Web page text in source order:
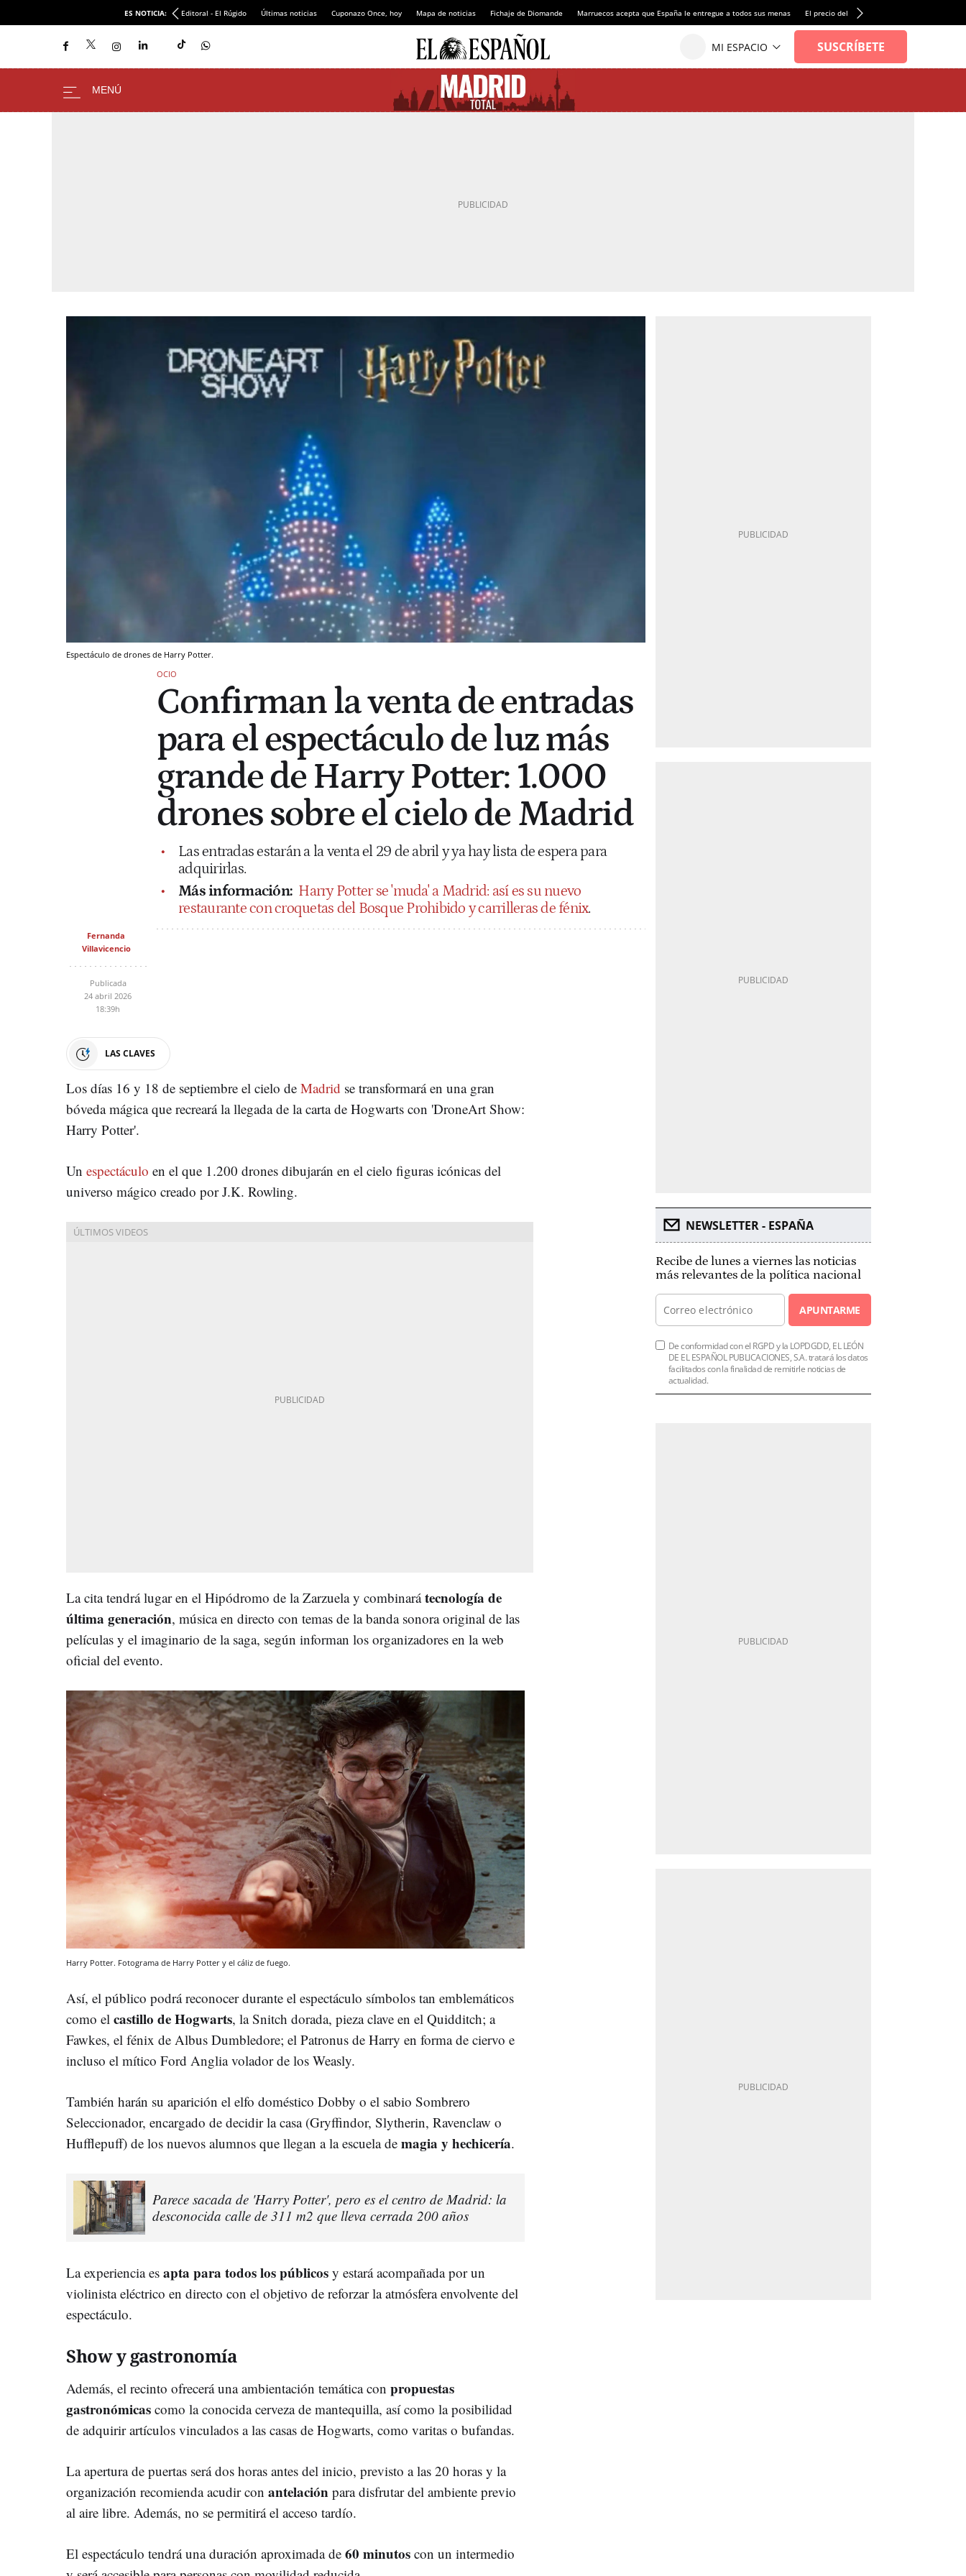
ES NOTICIA: Editoral - El Rúgido Últimas noticias Cuponazo Once, hoy Mapa de noticias Fichaje de Diomande Marruecos acepta que España le entregue a todos sus menas El precio del alquiler de vivienda baja por
Espectáculo de drones de Harry Potter.
OCIO
Confirman la venta de entradas
para el espectáculo de luz más
grande de Harry Potter: 1.000
drones sobre el cielo de Madrid
Las entradas estarán a la venta el 29 de abril y ya hay lista de espera para
adquirirlas.
Más información: Harry Potter se 'muda' a Madrid: así es su nuevo
restaurante con croquetas del Bosque Prohibido y carrilleras de fénix.
Fernanda
Villavicencio
Publicada
24 abril 2026
18:39h
LAS CLAVES
Los días 16 y 18 de septiembre el cielo de Madrid se transformará en una gran
bóveda mágica que recreará la llegada de la carta de Hogwarts con 'DroneArt Show:
Harry Potter'.
Un espectáculo en el que 1.200 drones dibujarán en el cielo figuras icónicas del
universo mágico creado por J.K. Rowling.
La cita tendrá lugar en el Hipódromo de la Zarzuela y combinarátecnología de
última generación, música en directo con temas de la banda sonora original de las
películas y el imaginario de la saga, según informan los organizadores en la web
oficial del evento.
Harry Potter. Fotograma de Harry Potter y el cáliz de fuego.
Así, el público podrá reconocer durante el espectáculo símbolos tan emblemáticos
como el castillo de Hogwarts, la Snitch dorada, pieza clave en el Quidditch; a
Fawkes, el fénix de Albus Dumbledore; el Patronus de Harry en forma de ciervo e
incluso el mítico Ford Anglia volador de los Weasly.
También harán su aparición el elfo doméstico Dobby o el sabio Sombrero
Seleccionador, encargado de decidir la casa (Gryffindor, Slytherin, Ravenclaw o
Hufflepuff) de los nuevos alumnos que llegan a la escuela de magia y hechicería.
Parece sacada de 'Harry Potter', pero es el centro de Madrid: la
desconocida calle de 311 m2 que lleva cerrada 200 años
La experiencia es apta para todos los públicos y estará acompañada por un
violinista eléctrico en directo con el objetivo de reforzar la atmósfera envolvente del
espectáculo.
Show y gastronomía
Además, el recinto ofrecerá una ambientación temática con propuestas
gastronómicas como la conocida cerveza de mantequilla, así como la posibilidad
de adquirir artículos vinculados a las casas de Hogwarts, como varitas o bufandas.
La apertura de puertas será dos horas antes del inicio, previsto a las 20 horas y la
organización recomienda acudir con antelación para disfrutar del ambiente previo
al aire libre. Además, no se permitirá el acceso tardío.
El espectáculo tendrá una duración aproximada de 60 minutos con un intermedio
NEWSLETTER - ESPAÑA
Recibe de lunes a viernes las noticias
más relevantes de la política nacional
APUNTARME
De conformidad con el RGPD y la LOPDGDD, EL LEÓN
DE EL ESPAÑOL PUBLICACIONES, S.A. tratará los datos
facilitados con la finalidad de remitirle noticias de
actualidad.